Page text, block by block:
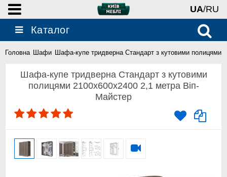
UA/RU
Каталог
Головна Шафи Шафа-купе тридверна Стандарт з кутовими полицями
Шафа-купе тридверна Стандарт з кутовими
полицями 2100x600x2400 2,1 метра Віп-
Майстер